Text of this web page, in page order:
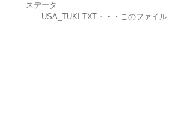
スデータ
USA_TUKI.TXT・・・このファイル